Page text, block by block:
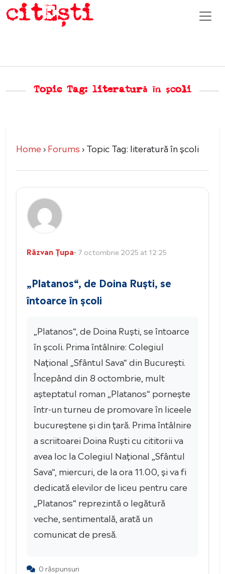
Topic Tag: literatură în școli
Home›Forums›Topic Tag: literatură în școli
Răzvan Țupa• 7 octombrie 2025 at 12:25
„Platanos“, de Doina Ruști, se
întoarce în școli
„Platanos“, de Doina Ruști, se întoarce
în școli. Prima întâlnire: Colegiul
Național „Sfântul Sava“ din București.
Începând din 8 octombrie, mult
așteptatul roman „Platanos“ pornește
într-un turneu de promovare în liceele
bucureștene și din țară. Prima întâlnire
a scriitoarei Doina Ruști cu cititorii va
avea loc la Colegiul Național „Sfântul
Sava“, miercuri, de la ora 11.00, și va fi
dedicată elevilor de liceu pentru care
„Platanos“ reprezintă o legătură
veche, sentimentală, arată un
comunicat de presă.
0 răspunsuri